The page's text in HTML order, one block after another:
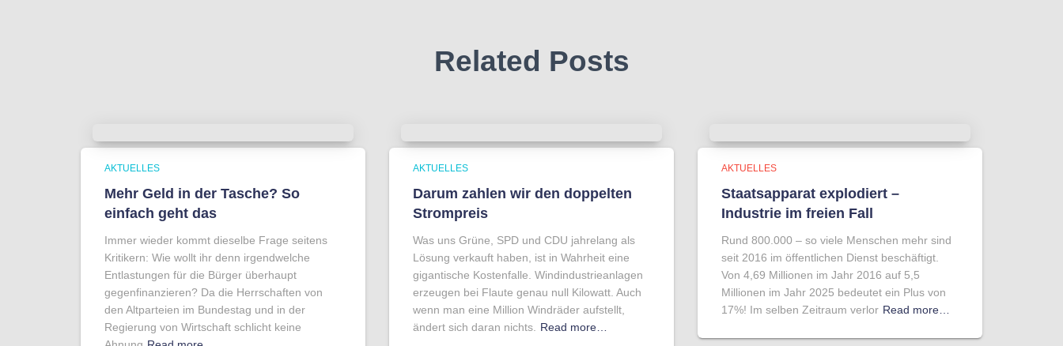
Related Posts
AKTUELLES
Mehr Geld in der Tasche? So
einfach geht das
Immer wieder kommt dieselbe Frage seitens
Kritikern: Wie wollt ihr denn irgendwelche
Entlastungen für die Bürger überhaupt
gegenfinanzieren? Da die Herrschaften von
den Altparteien im Bundestag und in der
Regierung von Wirtschaft schlicht keine
AKTUELLES
Darum zahlen wir den doppelten
Strompreis
Was uns Grüne, SPD und CDU jahrelang als
Lösung verkauft haben, ist in Wahrheit eine
gigantische Kostenfalle. Windindustrieanlagen
erzeugen bei Flaute genau null Kilowatt. Auch
wenn man eine Million Windräder aufstellt,
ändert sich daran nichts.
Read more…
AKTUELLES
Staatsapparat explodiert –
Industrie im freien Fall
Rund 800.000 – so viele Menschen mehr sind
seit 2016 im öffentlichen Dienst beschäftigt.
Von 4,69 Millionen im Jahr 2016 auf 5,5
Millionen im Jahr 2025 bedeutet ein Plus von
17%! Im selben Zeitraum verlor Read more…